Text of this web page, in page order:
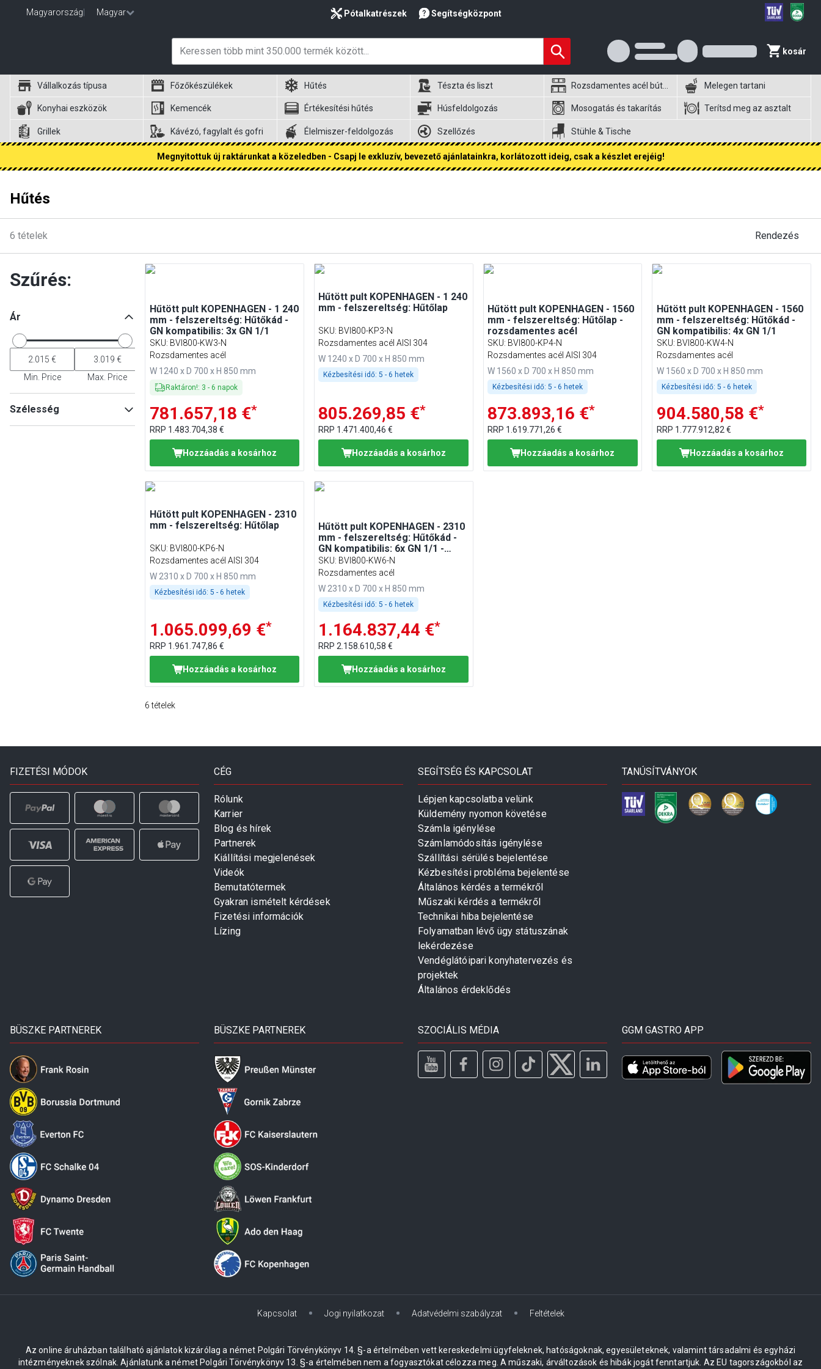
Magyarország Magyar Pótalkatrészek Segítségközpont
kosár
Vállalkozás típusa Főzőkészülékek Hűtés Tészta és liszt Rozsdamentes acél bútorok Melegen tartani
Konyhai eszközök Kemencék Értékesítési hűtés Húsfeldolgozás Mosogatás és takarítás Terítsd meg az asztalt
Grillek Kávézó, fagylalt és gofri Élelmiszer-feldolgozás Szellőzés Stühle & Tische
Megnyitottuk új raktárunkat a közeledben - Csapj le exkluzív, bevezető ajánlatainkra, korlátozott ideig, csak a készlet erejéig!
Hűtés
6 tételek Rendezés
Szűrés:
Ár
Min. Price Max. Price
Szélesség
Hűtött pult KOPENHAGEN - 1 240
mm - felszereltség: Hűtőkád -
GN kompatibilis: 3x GN 1/1
SKU: BVI800-KW3-N
Rozsdamentes acél
W 1240 x D 700 x H 850 mm
Raktáron!: 3 - 6 napok
781.657,18 €*
RRP 1.483.704,38 €
Hozzáadás a kosárhoz
Hűtött pult KOPENHAGEN - 1 240
mm - felszereltség: Hűtőlap
SKU: BVI800-KP3-N
Rozsdamentes acél AISI 304
W 1240 x D 700 x H 850 mm
Kézbesítési idő: 5 - 6 hetek
805.269,85 €*
RRP 1.471.400,46 €
Hozzáadás a kosárhoz
Hűtött pult KOPENHAGEN - 1560
mm - felszereltség: Hűtőlap -
rozsdamentes acél
SKU: BVI800-KP4-N
Rozsdamentes acél AISI 304
W 1560 x D 700 x H 850 mm
Kézbesítési idő: 5 - 6 hetek
873.893,16 €*
RRP 1.619.771,26 €
Hozzáadás a kosárhoz
Hűtött pult KOPENHAGEN - 1560
mm - felszereltség: Hűtőkád -
GN kompatibilis: 4x GN 1/1
SKU: BVI800-KW4-N
Rozsdamentes acél
W 1560 x D 700 x H 850 mm
Kézbesítési idő: 5 - 6 hetek
904.580,58 €*
RRP 1.777.912,82 €
Hozzáadás a kosárhoz
Hűtött pult KOPENHAGEN - 2310
mm - felszereltség: Hűtőlap
SKU: BVI800-KP6-N
Rozsdamentes acél AISI 304
W 2310 x D 700 x H 850 mm
Kézbesítési idő: 5 - 6 hetek
1.065.099,69 €*
RRP 1.961.747,86 €
Hozzáadás a kosárhoz
Hűtött pult KOPENHAGEN - 2310
mm - felszereltség: Hűtőkád -
GN kompatibilis: 6x GN 1/1 -
rozsdamentes acél
SKU: BVI800-KW6-N
Rozsdamentes acél
W 2310 x D 700 x H 850 mm
Kézbesítési idő: 5 - 6 hetek
1.164.837,44 €*
RRP2.158.610,58 €
Hozzáadás a kosárhoz
6 tételek
FIZETÉSI MÓDOK CÉG
Rólunk
Karrier
Blog és hírek
Partnerek
Kiállítási megjelenések
Videók
Bemutatótermek
Gyakran ismételt kérdések
Fizetési információk
Lízing
SEGÍTSÉG ÉS KAPCSOLAT
Lépjen kapcsolatba velünk
Küldemény nyomon követése
Számla igénylése
Számlamódosítás igénylése
Szállítási sérülés bejelentése
Kézbesítési probléma bejelentése
Általános kérdés a termékről
Műszaki kérdés a termékről
Technikai hiba bejelentése
Folyamatban lévő ügy státuszának
lekérdezése
Vendéglátóipari konyhatervezés és
projektek
Általános érdeklődés
TANÚSÍTVÁNYOK
BÜSZKE PARTNEREK BÜSZKE PARTNEREK SZOCIÁLIS MÉDIA GGM GASTRO APP
Kapcsolat Jogi nyilatkozat Adatvédelmi szabályzat Feltételek
Az online áruházban található ajánlatok kizárólag a német Polgári Törvénykönyv 14. §-a értelmében vett kereskedelmi ügyfeleknek, hatóságoknak, egyesületeknek, valamint társadalmi és egyházi
intézményeknek szólnak. Ajánlatunk a német Polgári Törvénykönyv 13. §-a értelmében nem a fogyasztókat célozza meg. A műszaki, árváltozások és hibák jogát fenntartjuk. Az EU tagországokból az